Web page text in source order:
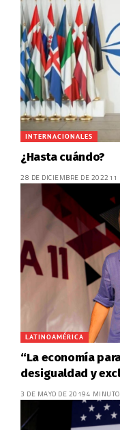
INTERNACIONALES
¿Hasta cuándo?
28 DE DICIEMBRE DE 2022 11
LATINOAMÉRICA
“La economía
desigualdad y
3 DE MAYO DE 20194